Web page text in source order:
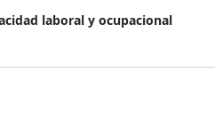
laboral y ocupacional